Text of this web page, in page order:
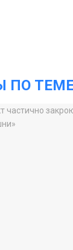
ПО